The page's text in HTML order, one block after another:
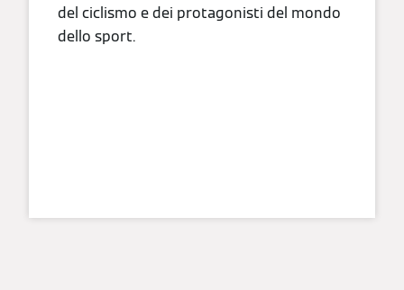
del ciclismo e dei protagonisti del mondo
dello sport.